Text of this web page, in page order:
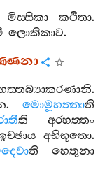
මිස‍්සිකා කථිතා.
ලොකිකාව.
.
. මොමූහත‍්තාති
ති
අරහත‍්තං
අභිභූතො.
ති
හෙතුනා